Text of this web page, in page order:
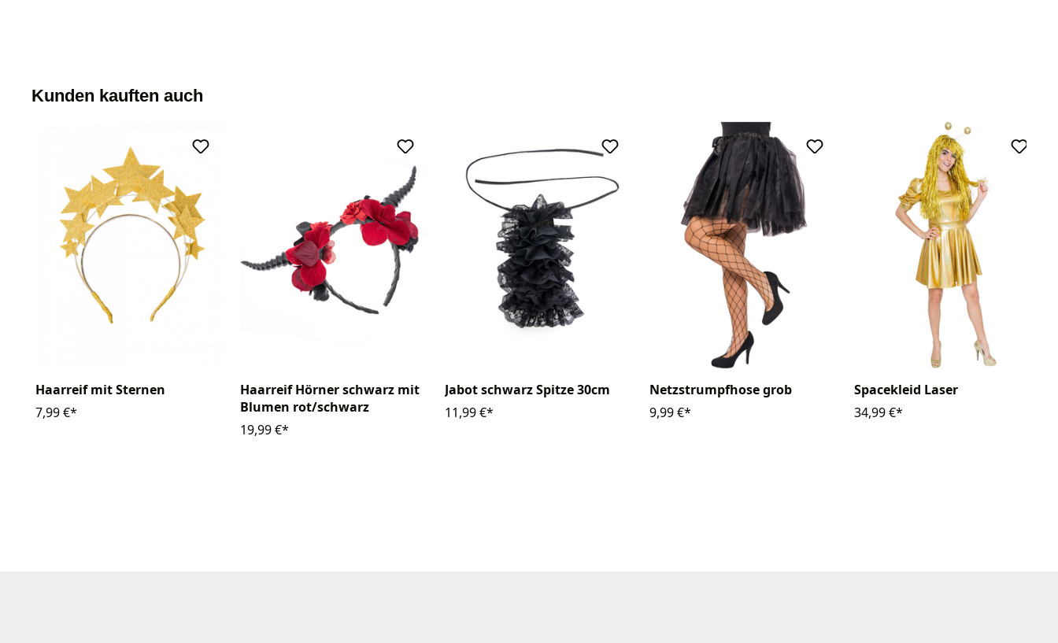
Kunden kauften auch
Haarreif mit Sternen
7,99 €*
Haarreif Hörner schwarz mit
Blumen rot/schwarz
19,99 €*
Jabot schwarz Spitze 30cm
11,99 €*
Netzstrumpfhose grob
9,99 €*
Spacekleid Laser
34,99 €*